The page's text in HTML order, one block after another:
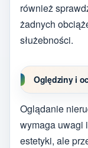
również
żadnych
służebności.
Oględziny i
Oglądanie
wymaga uwagi
estetyki, ale